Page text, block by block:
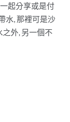
起分享或是付
水, 那裡可是沙
外, 另一個不